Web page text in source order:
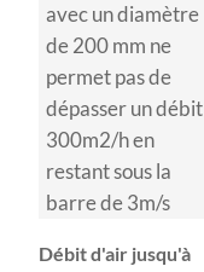
avec un diamètre
de 200 mm ne
permet pas de
dépasser un débit
300m2/h en
restant sous la
barre de 3m/s
Débit d'air jusqu'à